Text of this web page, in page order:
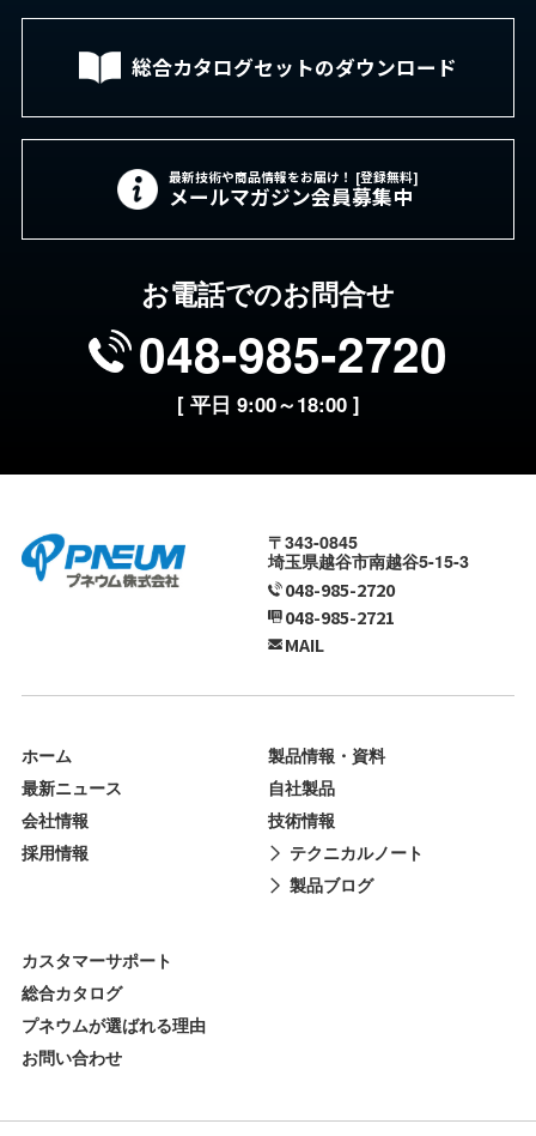
総合カタログセットのダウンロード
最新技術や商品情報をお届け！ [登録無料]
メールマガジン会員募集中
お電話でのお問合せ
048-985-2720
[ 平日 9:00～18:00 ]
〒343-0845
埼玉県越谷市南越谷5-15-3
048-985-2720
048-985-2721
MAIL
ホーム
最新ニュース
会社情報
採用情報
製品情報・資料
自社製品
技術情報
テクニカルノート
製品ブログ
カスタマーサポート
総合カタログ
プネウムが選ばれる理由
お問い合わせ